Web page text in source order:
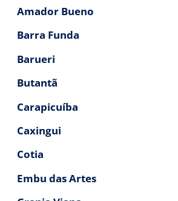
Amador Bueno
Barra Funda
Barueri
Butantã
Carapicuíba
Caxingui
Cotia
Embu das Artes